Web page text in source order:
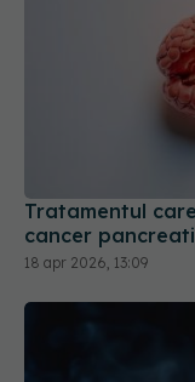
Tratamentul
cancer
18 apr 2026, 13:09